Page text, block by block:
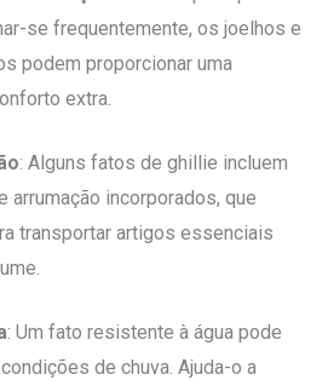
se frequentemente, os joelhos e
podem proporcionar uma
extra.
: Alguns fatos de ghillie incluem
incorporados, que
transportar artigos essenciais
: Um fato resistente à água pode
de chuva. Ajuda-o a